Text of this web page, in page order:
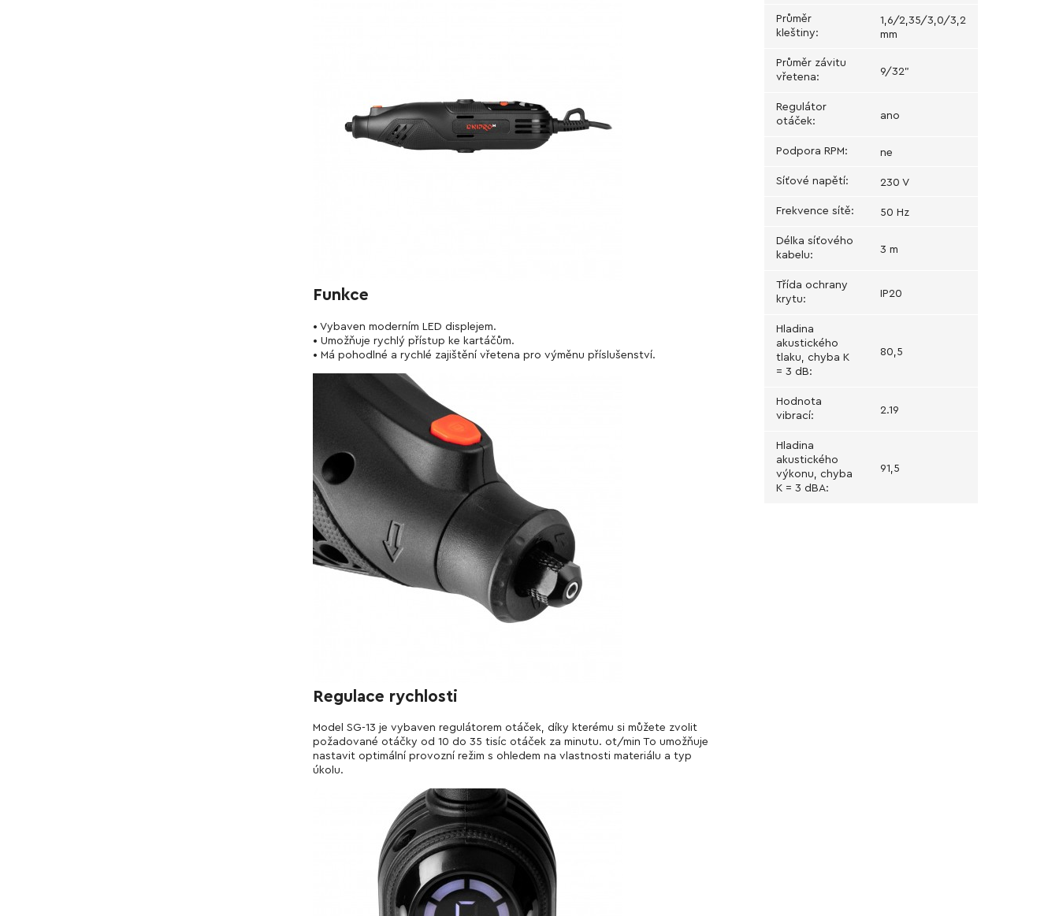
Funkce
• Vybaven moderním LED displejem.
• Umožňuje rychlý přístup ke kartáčům.
• Má pohodlné a rychlé zajištění vřetena pro výměnu příslušenství.
Regulace rychlosti
Model SG-13 je vybaven regulátorem otáček, díky kterému si můžete zvolit
požadované otáčky od 10 do 35 tisíc otáček za minutu. ot/min To umožňuje
nastavit optimální provozní režim s ohledem na vlastnosti materiálu a typ
úkolu.
Průměr
kleštiny:
1,6/2,35/3,0/3,2
mm
Průměr závitu
vřetena: 9/32"
Regulátor
otáček: ano
Podpora RPM: ne
Síťové napětí: 230 V
Frekvence sítě: 50 Hz
Délka síťového
kabelu: 3 m
Třída ochrany
krytu: IP20
Hladina
akustického
tlaku, chyba K
= 3 dB:
80,5
Hodnota
vibrací: 2.19
Hladina
akustického
výkonu, chyba
K = 3 dBA:
91,5